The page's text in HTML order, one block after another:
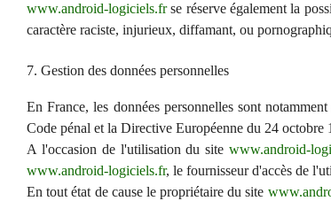
www.android-logiciels.frse réserve également la
caractère raciste, injurieux, diffamant, ou
7. Gestion des données personnelles
En France, les données personnelles sont
Code pénal et la Directive Européenne du 24 octobre
A l'occasion de l'utilisation du sitewww.android-
www.android-logiciels.fr, le fournisseur d'accès de
En tout état de cause le propriétaire du site